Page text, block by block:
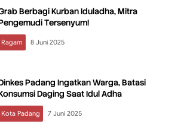
Berbagi Kurban Iduladha, Mitra
Tersenyum!
Ragam 8 Juni 2025
Padang Ingatkan Warga, Batasi
Daging Saat Idul Adha
Kota Padang 7 Juni 2025